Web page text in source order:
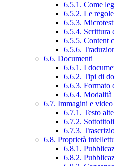
6.5.1. Come
6.5.2. Le
6.5.3. Microtesti
6.5.4. Scrittura
6.5.5. Content
6.5.6.
6.6. Documenti
6.6.1. I
6.6.2. Tipi di
6.6.3. Formato
6.6.4. Modalità
6.7. Immagini e video
6.7.1. Testo
6.7.2.
6.7.3.
6.8. Proprietà
6.8.1.
6.8.2.